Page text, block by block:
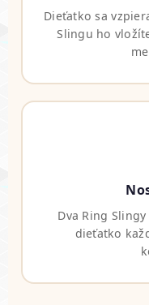
Dieťatko sa
Slingu ho
Dva Ring
dieťatko